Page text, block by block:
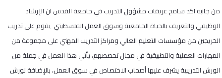
من جانبه اكد سامح عريقات مشؤول التدريب في جامعة القدس ان الإرشاد
الوظيفي والتعريف بالحياة الجامعية وسوق العمل الفلسطيني يقوم على تدريب
الخريجين من مؤسسات التعليم العالي ومراكز التدريب المهني على مجموعة من
المهارات العملية والتطبيقية في مجال تخصصهم، يأتي هذا العمل في جملة من
الورش التدريبية يشرف عليها أصحاب الاختصاص في سوق العمل، بالإضافة لورش